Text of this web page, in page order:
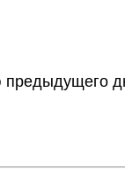
предыдущего